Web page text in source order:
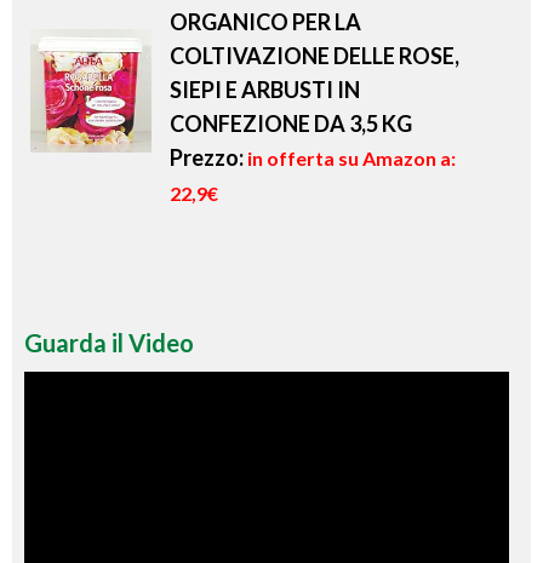
ORGANICO PER LA
COLTIVAZIONE DELLE ROSE,
SIEPI E ARBUSTI IN
CONFEZIONE DA 3,5 KG
Prezzo: in offerta su Amazon a:
22,9€
Guarda il Video